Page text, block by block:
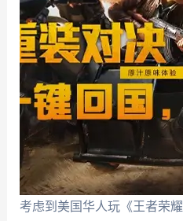
考虑到美国华人玩《王者荣